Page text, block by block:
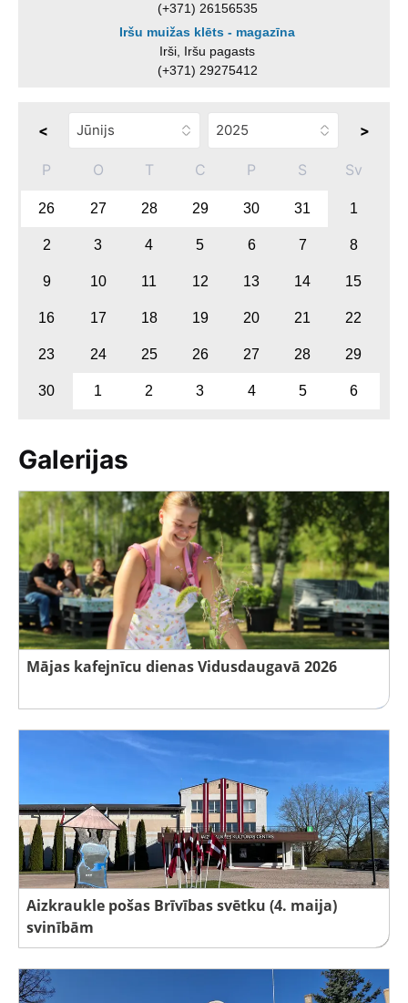
(+371) 26156535
Iršu muižas klēts - magazīna
Irši, Iršu pagasts
(+371) 29275412
< >
P O T C P S Sv
26 27 28 29 30 31 1
2 3 4 5 6 7 8
9 10 11 12 13 14 15
16 17 18 19 20 21 22
23 24 25 26 27 28 29
30 1 2 3 4 5 6
Galerijas
Mājas kafejnīcu dienas Vidusdaugavā 2026
Aizkraukle pošas Brīvības svētku (4. maija)
svinībām